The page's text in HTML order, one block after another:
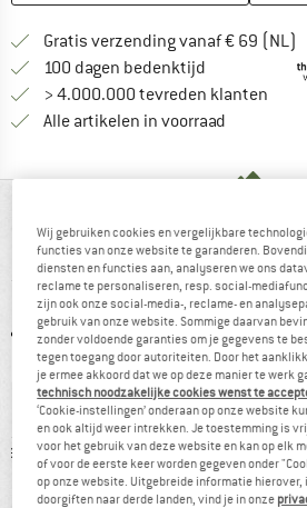
Gratis verzending vanaf € 69 (NL)
100 dagen bedenktijd Vind de
> 4.000.000 tevreden klanten
Alle artikelen in voorraad
Klimbroek met
90% raadt het aan
Wij gebruiken cookies en vergelijkbare
functies van onze website te garanderen.
diensten en functies aan, analyseren we ons
reclame te personaliseren, resp. social-
zijn ook onze social-media-, reclame- en
gebruik van onze website. Sommige daarvan
zonder voldoende garanties om je gegevens te
tegen toegang door autoriteiten. Door het
je ermee akkoord dat we op deze manier te werk
technisch noodzakelijke cookies wenst te
‘Cookie-instellingen’ onderaan op onze website
en ook altijd weer intrekken. Je toestemming is
voor het gebruik van deze website en kan op elk
of voor de eerste keer worden gegeven onder
op onze website. Uitgebreide informatie
doorgiften naar derde landen, vind je in onze